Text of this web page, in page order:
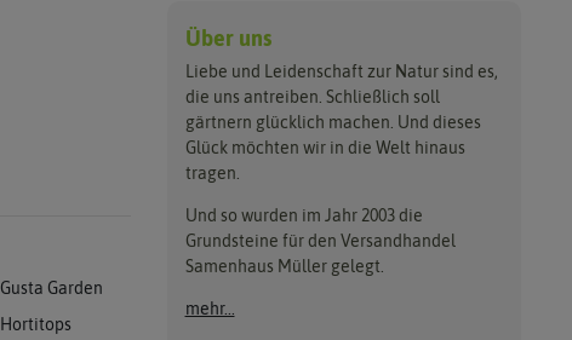
Gusta Garden
Hortitops
Über uns
Liebe und Leidenschaft zur Natur sind es,
die uns antreiben. Schließlich soll
gärtnern glücklich machen. Und dieses
Glück möchten wir in die Welt hinaus
tragen.
Und so wurden im Jahr 2003 die
Grundsteine für den Versandhandel
Samenhaus Müller gelegt.
mehr...